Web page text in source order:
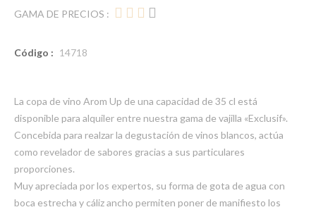
GAMA DE PRECIOS :
Código : 14718
La copa de vino Arom Up de una capacidad de 35 cl está
disponible para alquiler entre nuestra gama de vajilla «Exclusif».
Concebida para realzar la degustación de vinos blancos, actúa
como revelador de sabores gracias a sus particulares
proporciones.
Muy apreciada por los expertos, su forma de gota de agua con
boca estrecha y cáliz ancho permiten poner de manifiesto los